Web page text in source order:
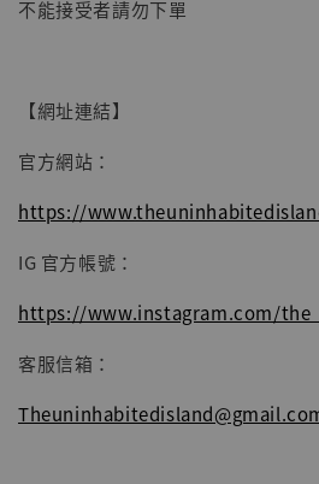
不能接受者請勿下單
【網址連結】
官方網站：
https://
IG 官方帳號：
https://www.instagram.com/
客服信箱：